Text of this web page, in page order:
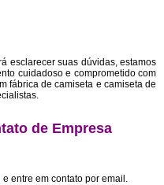
esclarecer suas dúvidas, estamos
cuidadoso e comprometido com
fábrica de camiseta e camiseta de
de Empresa
e entre em contato por email.